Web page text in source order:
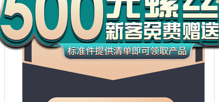
锁销 AN 415 锁销 AN 415